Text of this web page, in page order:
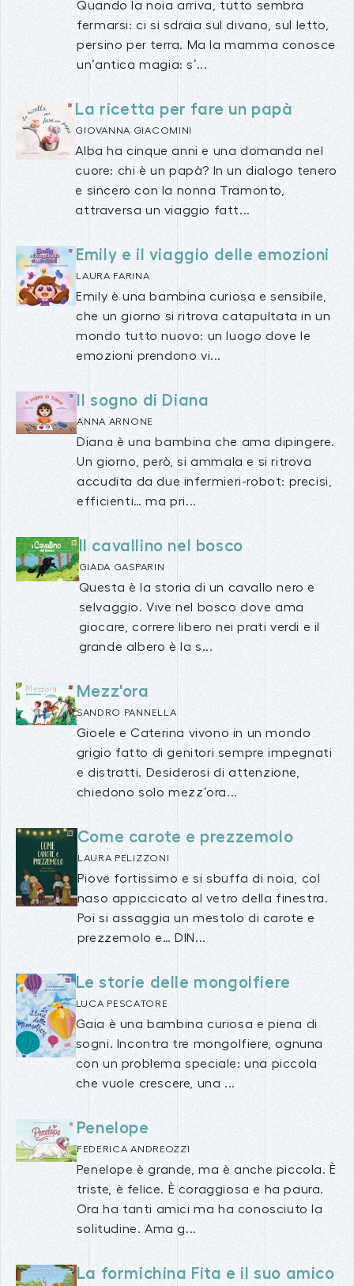
Quando la noia arriva, tutto sembra
fermarsi: ci si sdraia sul divano, sul letto,
persino per terra. Ma la mamma conosce
un’antica magia: s’...
La ricetta per fare un papà
GIOVANNA GIACOMINI
Alba ha cinque anni e una domanda nel
cuore: chi è un papà? In un dialogo tenero
e sincero con la nonna Tramonto,
attraversa un viaggio fatt...
Emily e il viaggio delle emozioni
LAURA FARINA
Emily è una bambina curiosa e sensibile,
che un giorno si ritrova catapultata in un
mondo tutto nuovo: un luogo dove le
emozioni prendono vi...
Il sogno di Diana
ANNA ARNONE
Diana è una bambina che ama dipingere.
Un giorno, però, si ammala e si ritrova
accudita da due infermieri-robot: precisi,
efficienti… ma pri...
Il cavallino nel bosco
GIADA GASPARIN
Questa è la storia di un cavallo nero e
selvaggio. Vive nel bosco dove ama
giocare, correre libero nei prati verdi e il
grande albero è la s...
Mezz'ora
SANDRO PANNELLA
Gioele e Caterina vivono in un mondo
grigio fatto di genitori sempre impegnati
e distratti. Desiderosi di attenzione,
chiedono solo mezz’ora...
Come carote e prezzemolo
LAURA PELIZZONI
Piove fortissimo e si sbuffa di noia, col
naso appiccicato al vetro della finestra.
Poi si assaggia un mestolo di carote e
prezzemolo e… DIN...
Le storie delle mongolfiere
LUCA PESCATORE
Gaia è una bambina curiosa e piena di
sogni. Incontra tre mongolfiere, ognuna
con un problema speciale: una piccola
che vuole crescere, una ...
Penelope
FEDERICA ANDREOZZI
Penelope è grande, ma è anche piccola. È
triste, è felice. È coraggiosa e ha paura.
Ora ha tanti amici ma ha conosciuto la
solitudine. Ama g...
La formichina Fita e il suo amico